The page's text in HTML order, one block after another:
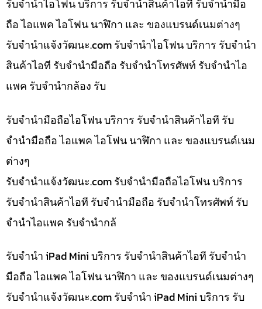
รับจำนำไอโฟน บริการ รับจำนำสินค้าไอที รับจำนำมือ
ถือ ไอแพค ไอโฟน นาฬิกา และ ของแบรนด์เนมต่างๆ
รับจํานําแจ้งวัฒนะ.com รับจำนำไอโฟน บริการ รับจำนำ
สินค้าไอที รับจำนำมือถือ รับจำนำโทรศัพท์ รับจำนำไอ
แพค รับจำนำกล้อง รับ
รับจำนำมือถือไอโฟน บริการ รับจำนำสินค้าไอที รับ
จำนำมือถือ ไอแพค ไอโฟน นาฬิกา และ ของแบรนด์เนม
ต่างๆ
รับจํานําแจ้งวัฒนะ.com รับจำนำมือถือไอโฟน บริการ
รับจำนำสินค้าไอที รับจำนำมือถือ รับจำนำโทรศัพท์ รับ
จำนำไอแพค รับจำนำกล้
รับจำนำ iPad Mini บริการ รับจำนำสินค้าไอที รับจำนำ
มือถือ ไอแพค ไอโฟน นาฬิกา และ ของแบรนด์เนมต่างๆ
รับจํานําแจ้งวัฒนะ.com รับจำนำ iPad Mini บริการ รับ